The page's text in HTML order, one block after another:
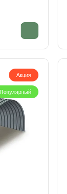
Акция
Популярный